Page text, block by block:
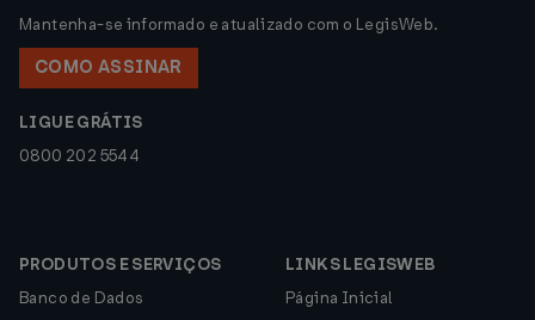
Mantenha-se informado e atualizado com o LegisWeb.
COMO ASSINAR
LIGUE GRÁTIS
0800 202 5544
PRODUTOS E SERVIÇOS
Banco de Dados
LINKS LEGISWEB
Página Inicial